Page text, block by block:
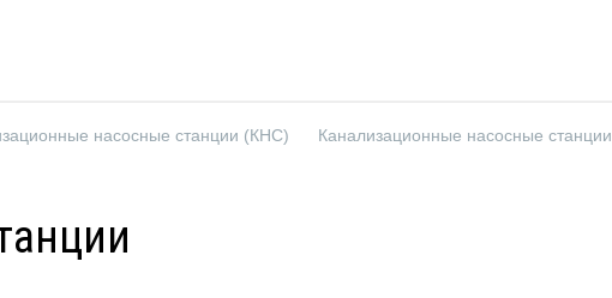
насосные станции (КНС) Канализационные насосные станции